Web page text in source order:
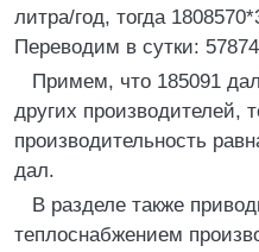
литра/год, тогда
Переводим в сутки:
Примем, что 185091
других производителей,
производительность
дал.
В разделе также
теплоснабжением